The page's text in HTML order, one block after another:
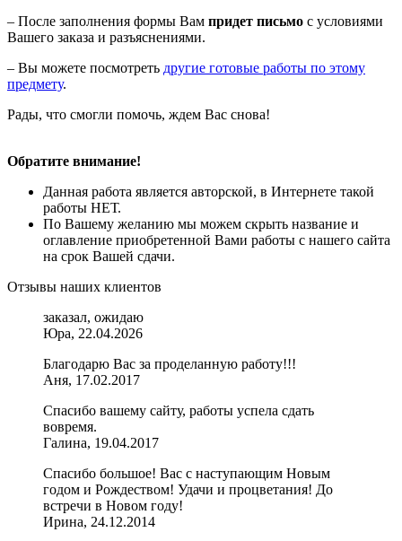
– После заполнения формы Вам придет письмо с условиями
Вашего заказа и разъяснениями.
– Вы можете посмотреть другие готовые работы по этому
предмету.
Рады, что смогли помочь, ждем Вас снова!
Обратите внимание!
Данная работа является авторской, в Интернете такой
работы НЕТ.
По Вашему желанию мы можем скрыть название и
оглавление приобретенной Вами работы с нашего сайта
на срок Вашей сдачи.
Отзывы наших клиентов
заказал, ожидаю
Юра, 22.04.2026
Благодарю Вас за проделанную работу!!!
Аня, 17.02.2017
Спасибо вашему сайту, работы успела сдать
вовремя.
Галина, 19.04.2017
Спасибо большое! Вас с наступающим Новым
годом и Рождеством! Удачи и процветания! До
встречи в Новом году!
Ирина, 24.12.2014